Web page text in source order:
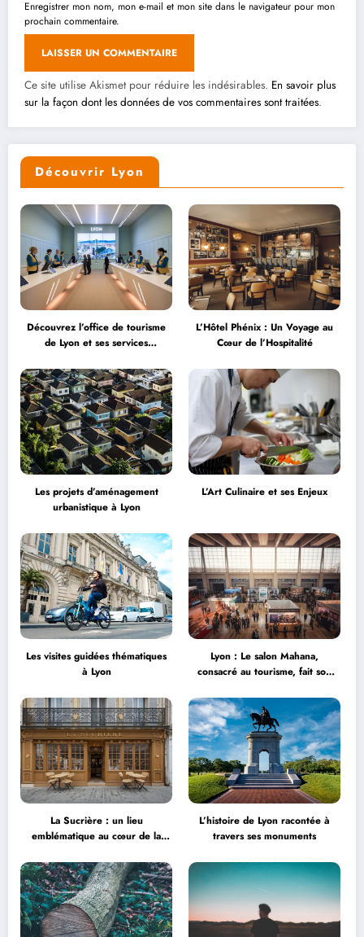
Enregistrer mon nom, mon e-mail et mon site dans le navigateur pour mon
prochain commentaire.
Ce site utilise Akismet pour réduire les indésirables. En savoir plus
sur la façon dont les données de vos commentaires sont traitées.
Découvrir Lyon
Découvrez l’office de tourisme
de Lyon et ses services
L’Hôtel Phénix : Un Voyage au
Cœur de l’Hospitalité
Les projets d’aménagement
urbanistique à Lyon
L’Art Culinaire et ses Enjeux
Les visites guidées thématiques
à Lyon
Lyon : Le salon Mahana,
consacré au tourisme, fait son
Garnier
La Sucrière : un lieu
emblématique au cœur de la
L’histoire de Lyon racontée à
travers ses monuments